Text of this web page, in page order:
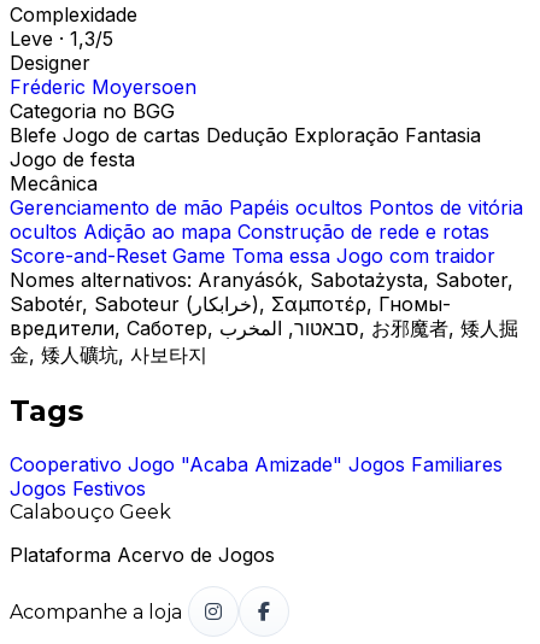
Complexidade
Leve · 1,3/5
Designer
Fréderic Moyersoen
Categoria no BGG
Blefe Jogo de cartas Dedução Exploração Fantasia
Jogo de festa
Mecânica
Gerenciamento de mão Papéis ocultos Pontos de vitória
ocultos Adição ao mapa Construção de rede e rotas
Score-and-Reset Game Toma essa Jogo com traidor
Nomes alternativos: Aranyásók, Sabotażysta, Saboter,
Sabotér, Saboteur (خرابکار), Σαμποτέρ, Гномы-
вредители, Саботер, סבאטור, المخرب, お邪魔者, 矮人掘
金, 矮人礦坑, 사보타지
Tags
Cooperativo Jogo "Acaba Amizade" Jogos Familiares
Jogos Festivos
Calabouço Geek
Plataforma Acervo de Jogos
Acompanhe a loja